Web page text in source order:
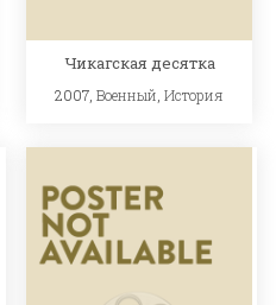
Чикагская десятка
2007,Военный ,История